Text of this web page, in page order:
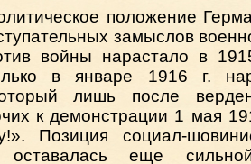
положение
замыслов
войны нарастало в
в январе 1916 г.
лишь после
к демонстрации 1 мая
Позиция социал-
оставалась еще